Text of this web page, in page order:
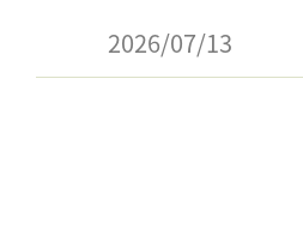
2026/07/13